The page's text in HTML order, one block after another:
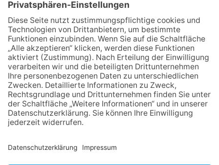
für Friedrichsdorf?
12.05.2026
Zweisprachige Lesung im 7.
Himmel: Vom Geschenk zum
60. Geburtstag zur Autoren-
Karriere
11.05.2026
FREIE WÄHLER Bad
Homburg starten
Bürgerumfrage für Berliner
Siedlung und
Gartenfeldsiedlung